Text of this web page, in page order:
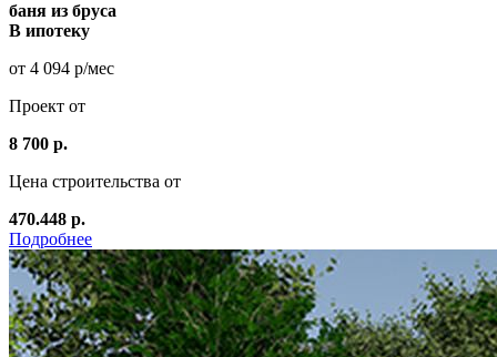
баня из бруса
В ипотеку
от 4 094 р/мес
Проект от
8 700 р.
Цена строительства от
470.448 р.
Подробнее